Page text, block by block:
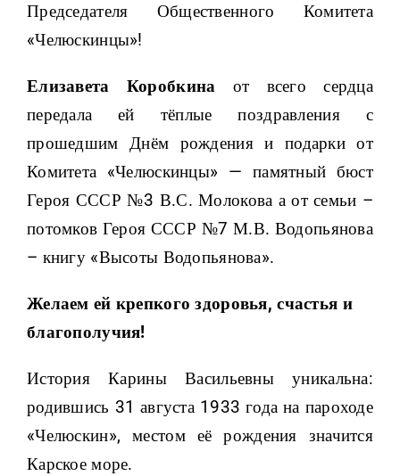
Председателя Общественного Комитета
«Челюскинцы»!
Елизавета Коробкина от всего сердца
передала ей тёплые поздравления с
прошедшим Днём рождения и подарки от
Комитета «Челюскинцы» — памятный бюст
Героя СССР №3 В.С. Молокова а от семьи –
потомков Героя СССР №7 М.В. Водопьянова
– книгу «Высоты Водопьянова».
Желаем ей крепкого здоровья, счастья и
благополучия!
История Карины Васильевны уникальна:
родившись 31 августа 1933 года на пароходе
«Челюскин», местом её рождения значится
Карское море.